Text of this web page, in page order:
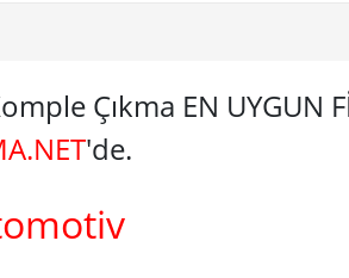
Çıkma EN UYGUN
'de.